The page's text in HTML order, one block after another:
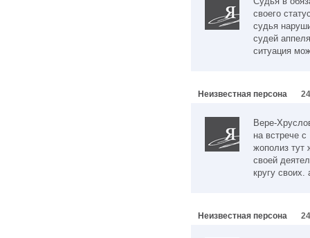
своего
судья
судей
ситуация
Неизвестная персона
Вере-
на встрече
жополиз тут
своей
кругу
Неизвестная персона